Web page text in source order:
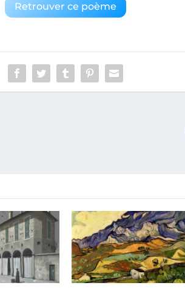
Retrouver ce poème